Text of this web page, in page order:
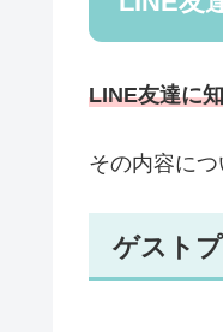
LINE友達に
その内容につ
ゲスト